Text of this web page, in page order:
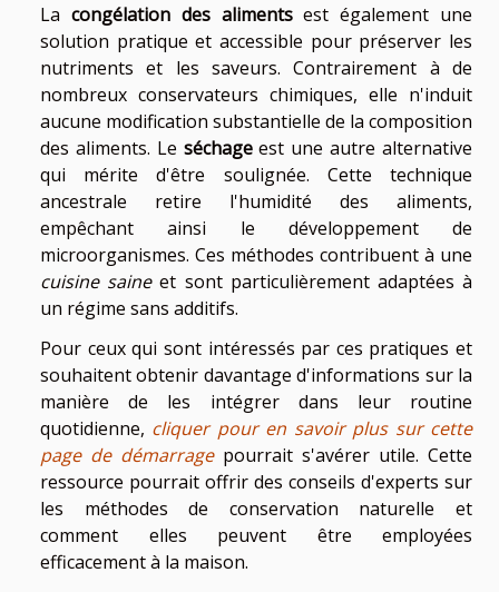
La congélation des alimentsest également une
solution pratique et accessible pour préserver les
nutriments et les saveurs. Contrairement à de
nombreux conservateurs chimiques, elle n'induit
aucune modification substantielle de la composition
des aliments. Le séchageest une autre alternative
qui mérite d'être soulignée. Cette technique
ancestrale retire l'humidité des aliments,
empêchant ainsi le développement de
microorganismes. Ces méthodes contribuent à une
cuisine saineet sont particulièrement adaptées à
un régime sans additifs.
Pour ceux qui sont intéressés par ces pratiques et
souhaitent obtenir davantage d'informations sur la
manière de les intégrer dans leur routine
quotidienne, cliquer pour en savoir plus sur cette
page de démarragepourrait s'avérer utile. Cette
ressource pourrait offrir des conseils d'experts sur
les méthodes de conservation naturelle et
comment elles peuvent être employées
efficacement à la maison.